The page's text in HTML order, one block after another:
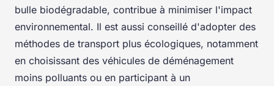
bulle biodégradable, contribue à minimiser l'impact
environnemental. Il est aussi conseillé d'adopter des
méthodes de transport plus écologiques, notamment
en choisissant des véhicules de déménagement
moins polluants ou en participant à un